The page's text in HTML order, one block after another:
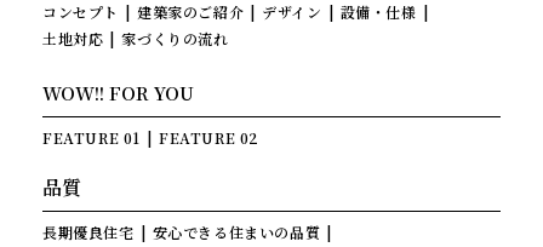
コンセプト 建築家のご紹介 デザイン
設備・仕様
土地対応
家づくりの流れ
WOW!! FOR YOU
FEATURE 01 FEATURE 02
品質
長期優良住宅
安心できる住まいの品質